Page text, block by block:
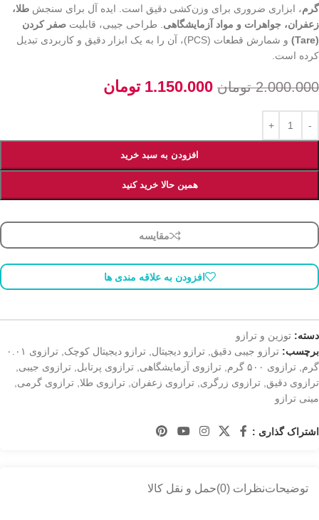
گرم، ابزاری ضروری برای وزن‌کشی دقیق است. ایده آل برای سنجش طلا،
زعفران، جواهرات و مواد آزمایشگاهی. طراحی جیبی، قابلیت صفر کردن
(Tare)
و شمارش قطعات (PCS)، آن را به یک ابزار دقیق و کاربردی تبدیل
کرده است.
2.000.000 تومان 1.150.000 تومان
افزودن به سبد خرید
همین حالا خرید کنید
مقایسه
افزودن به علاقه مندی ها
دسته: توزین و ترازو
برچسب: ترازو جیبی دقیق, ترازو دیجیتال, ترازو دیجیتال کوچک,
ترازوی ۰.۰۱
گرم, ترازوی ۵۰۰ گرم , ترازوی آزمایشگاهی, ترازوی پرتابل, ترازوی جیبی,
ترازوی دقیق, ترازوی زرگری, ترازوی زعفران, ترازوی طلا, ترازوی گرمی,
مینی ترازو
اشتراک گذاری :
توضیحاتنظرات (0) حمل و نقل کالا